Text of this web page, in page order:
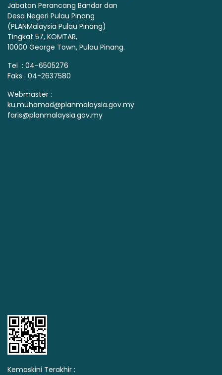
Jabatan Perancang Bandar dan
Desa Negeri Pulau Pinang
(PLANMalaysia Pulau Pinang)
Tingkat 57, KOMTAR,
10000 George Town, Pulau Pinang.
Tel : 04-6505276
Faks : 04-2637580
Webmaster :
ku.muhamad@planmalaysia.gov.my
faris@planmalaysia.gov.my
Kemaskini Terakhir :